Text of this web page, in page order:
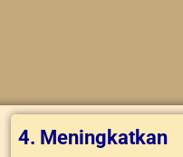
4. Meningkatkan